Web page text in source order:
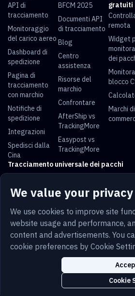
We value your privacy
We use cookies to improve site
website usage and performance,
content and advertisements. You
cookie preferences by Cookie
Cookie
API di
tracciamento
Monitoraggio
del carico aereo
Dashboard di
spedizione
Pagina di
tracciamento
con marchio
Notifiche di
spedizione
Integrazioni
Spedisci dalla
Cina
BFCM 2025
Documenti API
di tracciamento
Blog
Centro
assistenza
Risorse del
marchio
Confrontare
AfterShip vs
TrackingMore
Easypost vs
TrackingMore
gratuiti
remota
Widget
dei
blocco
Marchi
Tracciamento universale dei pacchi
USPS
UPS
FedEx
China Post
Royal Mail
Yun
Termini
Trust
Cookie
Copyright © 2014-2026 TrackingMore. All Rights